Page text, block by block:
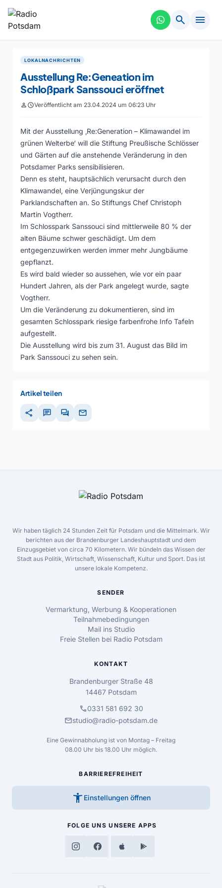
search menu
LOKALNACHRICHTEN
Ausstellung Re:Geneation im
Schloßpark Sanssouci eröffnet
personscheduleVeröffentlicht am 23.04.2024 um 06:23 Uhr
Mit der Ausstellung ‚Re:Generation – Klimawandel im
grünen Welterbe‘ will die Stiftung Preußische Schlösser
und Gärten auf die anstehende Veränderung in den
Potsdamer Parks sensibilisieren.
Denn es steht, hauptsächlich verursacht durch den
Klimawandel, eine Verjüngungskur der
Parklandschaften an. So Stiftungs Chef Christoph
Martin Vogtherr.
Im Schlosspark Sanssouci sind mittlerweile 80 % der
alten Bäume schwer geschädigt. Um dem
entgegenzuwirken werden immer mehr Jungbäume
gepflanzt.
Es wird bald wieder so aussehen, wie vor ein paar
Hundert Jahren, als der Park angelegt wurde, sagte
Vogtherr.
Um die Veränderung zu dokumentieren, sind im
gesamten Schlosspark riesige farbenfrohe Info Tafeln
aufgestellt.
Die Ausstellung wird bis zum 31. August das Bild im
Park Sanssouci zu sehen sein.
Artikel teilen
share chat forum mail
Wir haben täglich 24 Stunden Zeit für Potsdam und die Mittelmark. Wir
berichten aus der Brandenburger Landeshauptstadt und dem
Einzugsgebiet von circa 70 Kilometern. Wir bündeln das Wissen der
Stadt aus Politik, Wirtschaft, Wissenschaft, Kultur und Sport. Das ist
unsere lokale Kompetenz.
SENDER
Vermarktung, Werbung & Kooperationen
Teilnahmebedingungen
Mail ins Studio
Freie Stellen bei Radio Potsdam
KONTAKT
Brandenburger Straße 48
14467 Potsdam
call0331 581 692 30
mailstudio@radio-potsdam.de
Eine Gewinnabholung ist von Montag – Freitag
08.00 Uhr bis 18.00 Uhr möglich.
BARRIEREFREIHEIT
accessibility_new Einstellungen öffnen
FOLGE UNS UNSERE APPS